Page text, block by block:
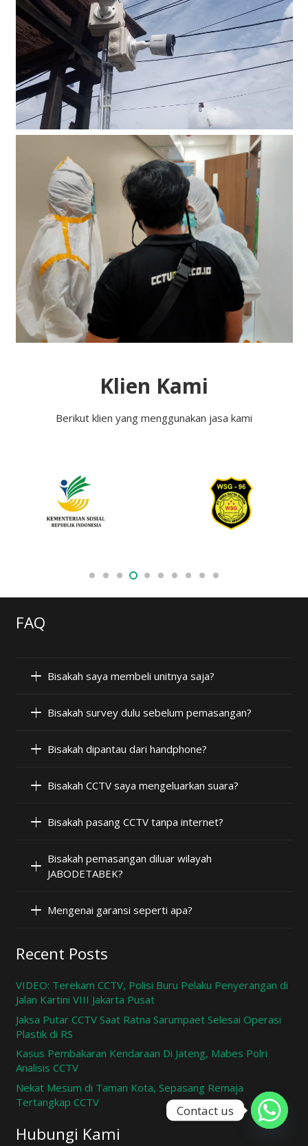
Klien Kami
Berikut klien yang menggunakan jasa kami
FAQ
Bisakah saya membeli unitnya saja?
Bisakah survey dulu sebelum pemasangan?
Bisakah dipantau dari handphone?
Bisakah CCTV saya mengeluarkan suara?
Bisakah pasang CCTV tanpa internet?
Bisakah pemasangan diluar wilayah
JABODETABEK?
Mengenai garansi seperti apa?
Recent Posts
VIDEO: Terekam CCTV, Polisi Buru Pelaku Penyerangan di
Jalan Kartini VIII Jakarta Pusat
Jaksa Putar CCTV Saat Ratna Sarumpaet Selesai Operasi
Plastik di RS
Kasus Pembakaran Kendaraan Di Jateng, Mabes Polri
Analisis CCTV
Nekat Mesum di Taman Kota, Sepasang Remaja
Tertangkap CCTV
Hubungi Kami
Contact us